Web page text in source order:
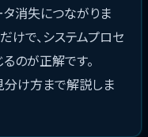
タ消失につながりま
けで、システムプロセ
のが正解です。
け方まで解説しま